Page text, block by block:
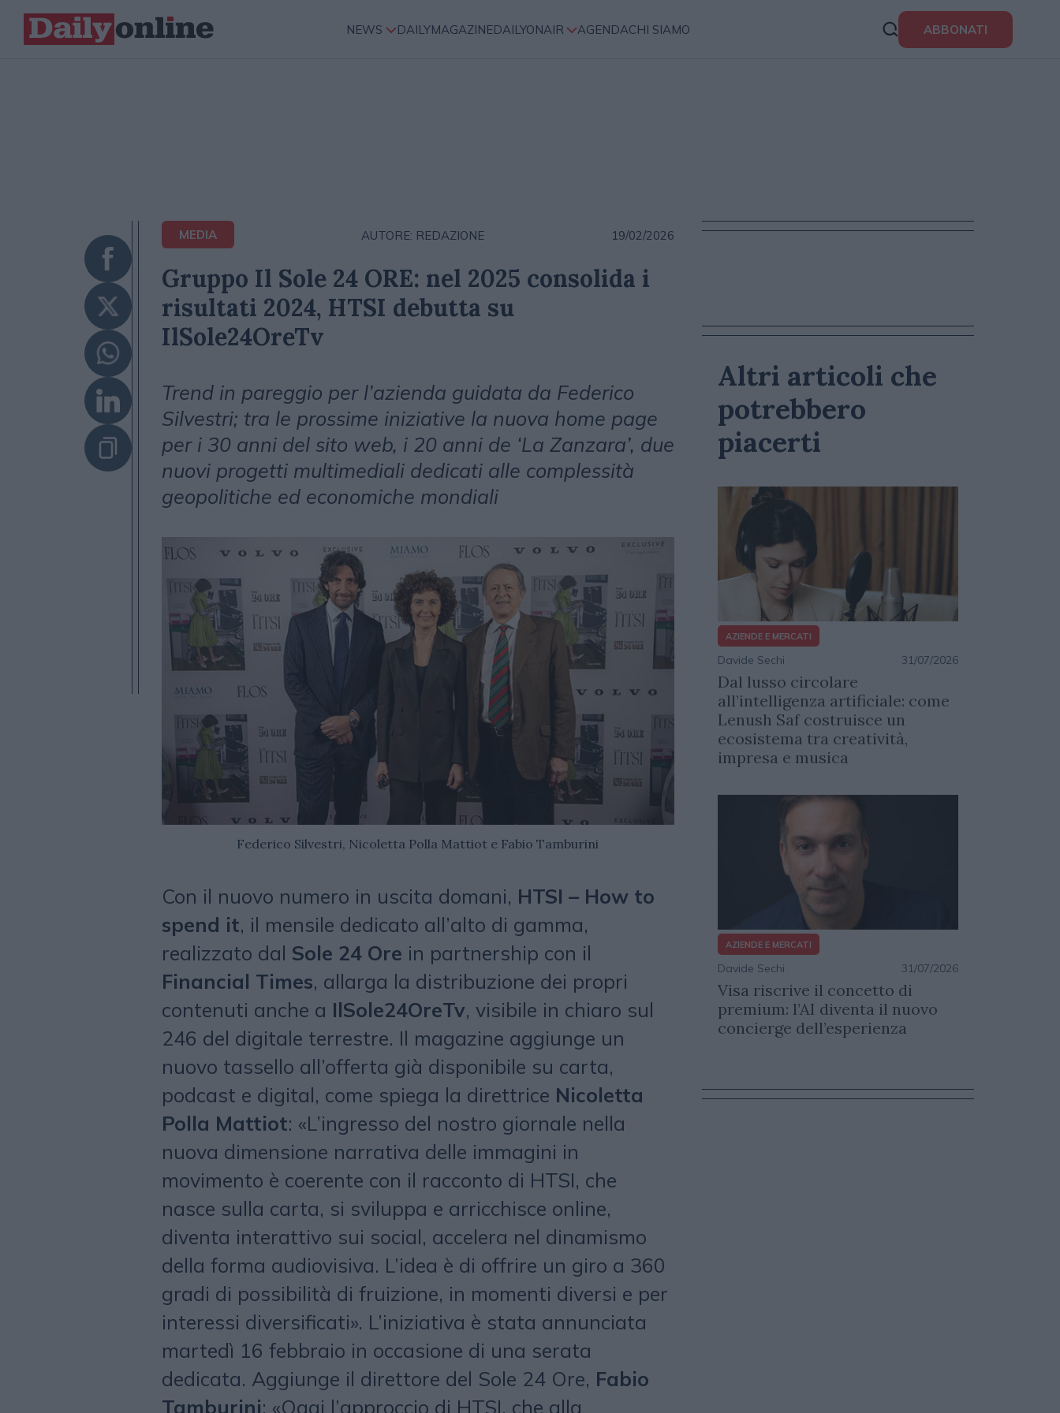
NEWS DAILYMAGAZINEDAILYONAIR AGENDACHI SIAMO ABBONATI
MEDIA AUTORE: REDAZIONE 19/02/2026
Gruppo Il Sole 24 ORE: nel 2025 consolida i
risultati 2024, HTSI debutta su
IlSole24OreTv
Trend in pareggio per l’azienda guidata da Federico
Silvestri; tra le prossime iniziative la nuova home page
per i 30 anni del sito web, i 20 anni de ‘La Zanzara’, due
nuovi progetti multimediali dedicati alle complessità
geopolitiche ed economiche mondiali
Federico Silvestri, Nicoletta Polla Mattiot e Fabio Tamburini
Con il nuovo numero in uscita domani, HTSI – How to
spend it, il mensile dedicato all’alto di gamma,
realizzato dal Sole 24 Ore in partnership con il
Financial Times, allarga la distribuzione dei propri
contenuti anche a IlSole24OreTv, visibile in chiaro sul
246 del digitale terrestre. Il magazine aggiunge un
nuovo tassello all’offerta già disponibile su carta,
podcast e digital, come spiega la direttrice Nicoletta
Polla Mattiot: «L’ingresso del nostro giornale nella
nuova dimensione narrativa delle immagini in
movimento è coerente con il racconto di HTSI, che
nasce sulla carta, si sviluppa e arricchisce online,
diventa interattivo sui social, accelera nel dinamismo
della forma audiovisiva. L’idea è di offrire un giro a 360
gradi di possibilità di fruizione, in momenti diversi e per
interessi diversificati». L’iniziativa è stata annunciata
martedì 16 febbraio in occasione di una serata
dedicata. Aggiunge il direttore del Sole 24 Ore, Fabio
Tamburini: «Oggi l’approccio di HTSI, che alla
Altri articoli che
potrebbero
piacerti
AZIENDE E MERCATI
Davide Sechi 31/07/2026
Dal lusso circolare
all’intelligenza artificiale: come
Lenush Saf costruisce un
ecosistema tra creatività,
impresa e musica
AZIENDE E MERCATI
Davide Sechi 31/07/2026
Visa riscrive il concetto di
premium: l’AI diventa il nuovo
concierge dell’esperienza